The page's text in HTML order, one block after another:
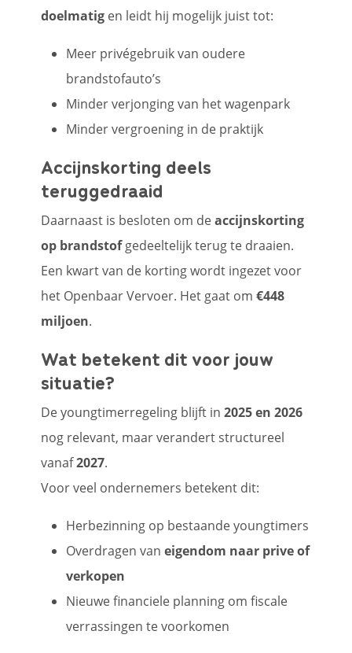
doelmatig en leidt hij mogelijk juist tot:
Meer privégebruik van oudere
brandstofauto’s
Minder verjonging van het wagenpark
Minder vergroening in de praktijk
Accijnskorting deels
teruggedraaid
Daarnaast is besloten om deaccijnskorting
op brandstofgedeeltelijk terug te draaien.
Een kwart van de korting wordt ingezet voor
het Openbaar Vervoer. Het gaat om €448
miljoen.
Wat betekent dit voor jouw
situatie?
De youngtimerregeling blijft in 2025 en 2026
nog relevant, maar verandert structureel
vanaf2027.
Voor veel ondernemers betekent dit:
Herbezinning op bestaande youngtimers
Overdragen van eigendom naar prive of
verkopen
Nieuwe financiele planning om fiscale
verrassingen te voorkomen